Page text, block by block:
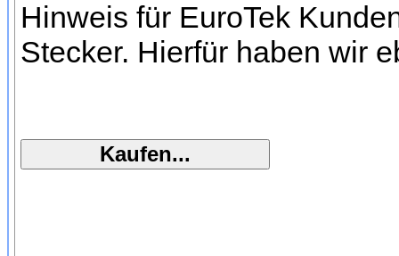
Hinweis für EuroTek
Stecker. Hierfür haben wir